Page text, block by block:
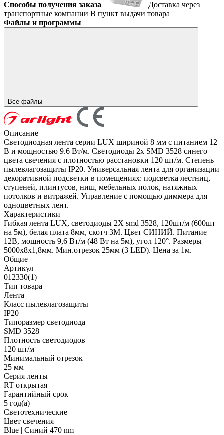
Способы получения заказа
Доставка через
транспортные компании В пункт выдачи товара
Файлы и программы
Все файлы
Описание
Светодиодная лента серии LUX шириной 8 мм с питанием 12
В и мощностью 9.6 Вт/м. Светодиоды 2x SMD 3528 синего
цвета свечения с плотностью расстановки 120 шт/м. Степень
пылевлагозащиты IP20. Универсальная лента для организации
декоративной подсветки в помещениях: подсветка лестниц,
ступеней, плинтусов, ниш, мебельных полок, натяжных
потолков и витражей. Управление с помощью диммера для
одноцветных лент.
Характеристики
Гибкая лента LUX, светодиоды 2Х smd 3528, 120шт/м (600шт
на 5м), белая плата 8мм, скотч 3М. Цвет СИНИЙ. Питание
12В, мощность 9,6 Вт/м (48 Вт на 5м), угол 120°. Размеры
5000х8х1,8мм. Мин.отрезок 25мм (3 LED). Цена за 1м.
Общие
Артикул
012330(1)
Тип товара
Лента
Класс пылевлагозащиты
IP20
Типоразмер светодиода
SMD 3528
Плотность светодиодов
120 шт/м
Минимальный отрезок
25 мм
Серия ленты
RT открытая
Гарантийный срок
5 год(а)
Светотехнические
Цвет свечения
Blue | Синий 470 nm